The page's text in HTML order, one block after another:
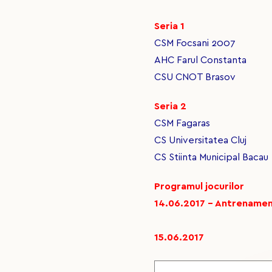
Seria 1
CSM Focsani 2007
AHC Farul Constanta
CSU CNOT Brasov
Seria 2
CSM Fagaras
CS Universitatea Cluj
CS Stiinta Municipal Bacau
Programul jocurilor
14.06.2017 -
15.06.2017